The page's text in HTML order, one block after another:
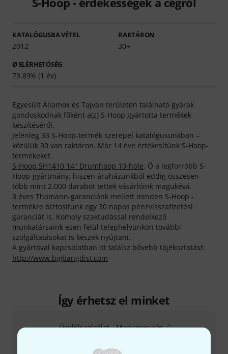
KATALÓGUSBA VÉTEL
2012
RAKTÁRON
30+
Ø ELÉRHETŐSÉG
73.89% (1 év)
Egyesült Államok és Tajvan területén található gyárak
gondoskodnak főként a(z) S-Hoop gyártotta termékek
készítéséről.
Jelenleg 33 S-Hoop-termék szerepel katalógusunkban –
közülük 30 van raktáron. Már 14 éve értékesítünk S-Hoop-
termékeket.
S-Hoop SH1410 14" Drumhoop 10-hole. Ő a legforróbb S-
Hoop-gyártmány, hiszen áruházunkból eddig összesen
több mint 2.000 darabot tettek vásárlóink magukévá.
3 éves Thomann-garanciánk mellett minden S-Hoop -
termékre biztosítunk egy 30 napos pénzvisszafizetési
garanciát is. Komoly szaktudással rendelkező
munkatársaink ezen felül telephelyünkön további
szolgáltatásokat is készek nyújtani.
A gyártóval kapcsolatban itt találsz bővebb tájékoztatást:
http://www.bigbangdist.com
Így érhetsz el minket
Ügyfélszolgálat - Magyarország